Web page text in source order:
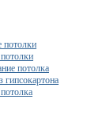
потолки
потолка
гипсокартона